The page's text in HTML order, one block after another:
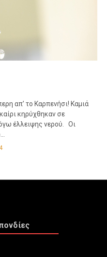
απ’ το Καρπενήσι! Καμιά
κηρύχθηκαν σε
έλλειψης νερού. Οι